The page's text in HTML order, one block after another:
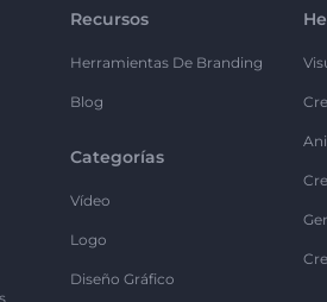
Recursos
Herramientas De Branding
Blog
Categorías
Vídeo
Logo
Diseño Gráfico